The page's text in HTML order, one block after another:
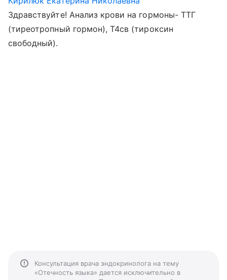
Здравствуйте! Анализ крови на гормоны- ТТГ
(тиреотропный гормон), Т4св (тироксин
свободный).
Консультация врача эндокринолога на тему
«Отечность языка» дается исключительно в